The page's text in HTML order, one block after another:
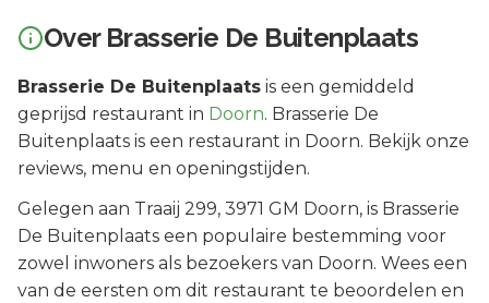
Over Brasserie De Buitenplaats
Brasserie De Buitenplaats is een gemiddeld
geprijsd restaurant in Doorn. Brasserie De
Buitenplaats is een restaurant in Doorn. Bekijk onze
reviews, menu en openingstijden.
Gelegen aan Traaij 299, 3971 GM Doorn, is Brasserie
De Buitenplaats een populaire bestemming voor
zowel inwoners als bezoekers van Doorn. Wees een
van de eersten om dit restaurant te beoordelen en